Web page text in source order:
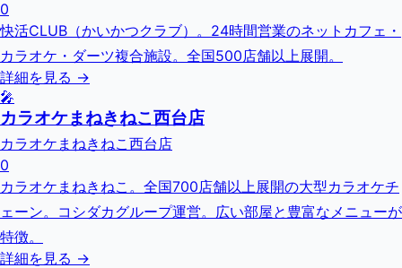
0
快活CLUB（かいかつクラブ）。24時間営業のネットカフェ・
カラオケ・ダーツ複合施設。全国500店舗以上展開。
詳細を見る →
🎤
カラオケまねきねこ西台店
カラオケまねきねこ西台店
0
カラオケまねきねこ。全国700店舗以上展開の大型カラオケチ
ェーン。コシダカグループ運営。広い部屋と豊富なメニューが
特徴。
詳細を見る →